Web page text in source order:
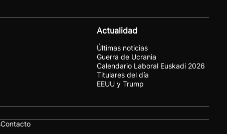
Actualidad
Últimas noticias
Guerra de Ucrania
Calendario Laboral Euskadi 2026
Titulares del día
EEUU y Trump
Contacto